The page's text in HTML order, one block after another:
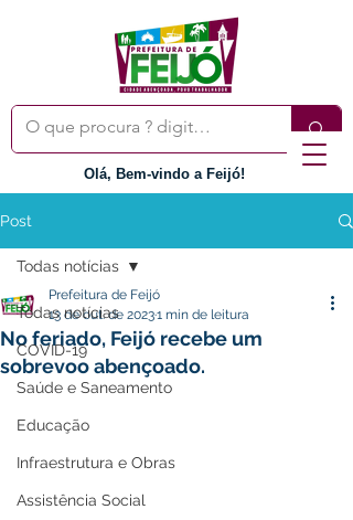
Olá, Bem-vindo a Feijó!
Post
Todas notícias
COVID-19
Saúde e Saneamento
Educação
Infraestrutura e Obras
Assistência Social
Todas notícias
No feriado, Feijó recebe um
sobrevoo abençoado.
Prefeitura de Feijó
13 de out. de 20231 min de leitura